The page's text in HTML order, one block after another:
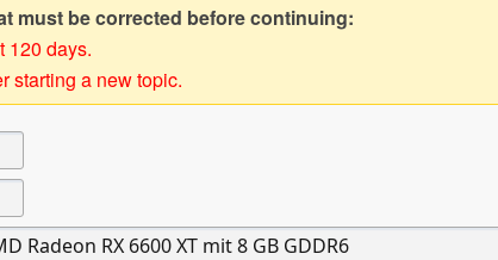
must be corrected before continuing:
120 days.
starting a new topic.